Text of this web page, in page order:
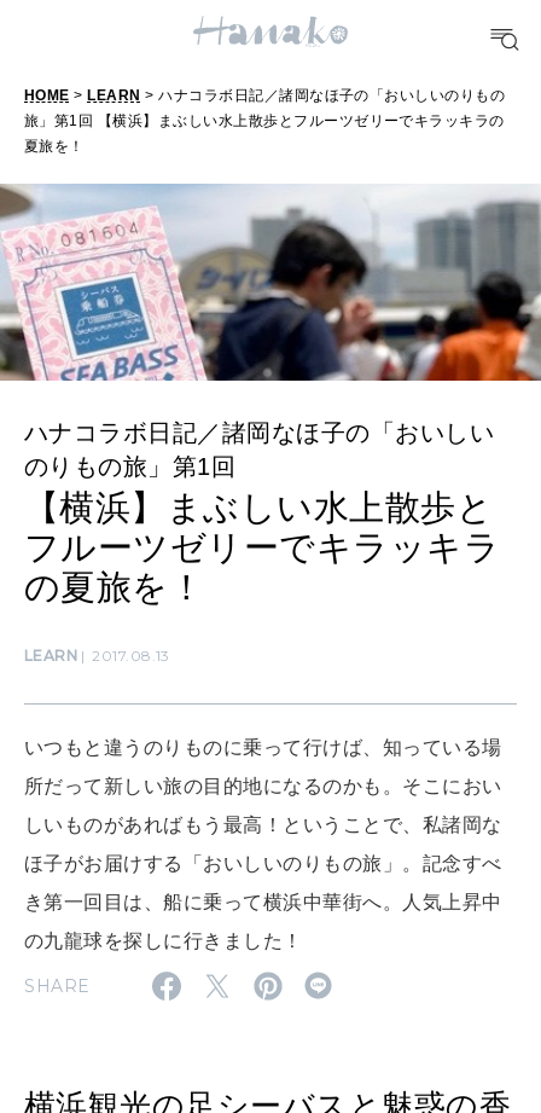
FORTUNE
明日のわたし
[12星座別] Weekly Holoscope
[12星座別] Monthly Love Holoscope
女神まり愛のタロットメッセージ
算命学がわかる今月のあなた
HEALTH
自分にやさしく
LEARN
知る、考える
CULTURE
WORK&MONEY
MAGAZINE
特集
2026年8月号『お茶の時間です。』
HOME > LEARN > ハナコラボ日記／諸岡なほ子の「おいしいのりもの
旅」第1回 【横浜】まぶしい水上散歩とフルーツゼリーでキラッキラの
夏旅を！
ハナコラボ日記／諸岡なほ子の「おいしい
のりもの旅」第1回
【横浜】まぶしい水上散歩と
フルーツゼリーでキラッキラ
の夏旅を！
LEARN 2017.08.13
いつもと違うのりものに乗って行けば、知っている場
所だって新しい旅の目的地になるのかも。そこにおい
しいものがあればもう最高！ということで、私諸岡な
ほ子がお届けする「おいしいのりもの旅」。記念すべ
き第一回目は、船に乗って横浜中華街へ。人気上昇中
の九龍球を探しに行きました！
SHARE
横浜観光の足シーバスと魅惑の香